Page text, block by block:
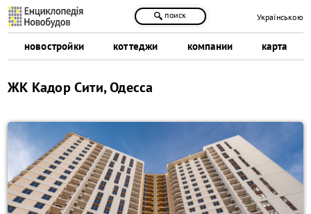
новостройки коттеджи компании карта
поиск Українською
ЖК Кадор Сити, Одесса